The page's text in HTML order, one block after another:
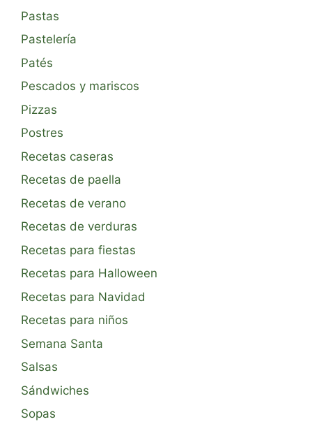
Pastas
Pastelería
Patés
Pescados y mariscos
Pizzas
Postres
Recetas caseras
Recetas de paella
Recetas de verano
Recetas de verduras
Recetas para fiestas
Recetas para Halloween
Recetas para Navidad
Recetas para niños
Semana Santa
Salsas
Sándwiches
Sopas